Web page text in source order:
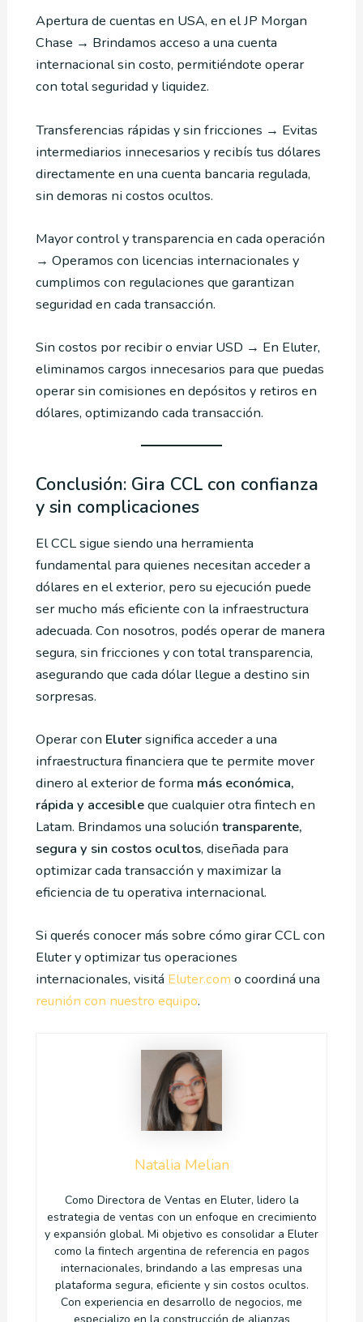
Apertura de cuentas en USA, en el JP Morgan
Chase → Brindamos acceso a una cuenta
internacional sin costo, permitiéndote operar
con total seguridad y liquidez.
Transferencias rápidas y sin fricciones → Evitas
intermediarios innecesarios y recibís tus dólares
directamente en una cuenta bancaria regulada,
sin demoras ni costos ocultos.
Mayor control y transparencia en cada operación
→ Operamos con licencias internacionales y
cumplimos con regulaciones que garantizan
seguridad en cada transacción.
Sin costos por recibir o enviar USD → En Eluter,
eliminamos cargos innecesarios para que puedas
operar sin comisiones en depósitos y retiros en
dólares, optimizando cada transacción.
Conclusión: Gira CCL con confianza
y sin complicaciones
El CCL sigue siendo una herramienta
fundamental para quienes necesitan acceder a
dólares en el exterior, pero su ejecución puede
ser mucho más eficiente con la infraestructura
adecuada. Con nosotros, podés operar de manera
segura, sin fricciones y con total transparencia,
asegurando que cada dólar llegue a destino sin
sorpresas.
Operar con Elutersignifica acceder a una
infraestructura financiera que te permite mover
dinero al exterior de forma más económica,
rápida y accesibleque cualquier otra fintech en
Latam. Brindamos una solución transparente,
segura y sin costos ocultos, diseñada para
optimizar cada transacción y maximizar la
eficiencia de tu operativa internacional.
Si querés conocer más sobre cómo girar CCL con
Eluter y optimizar tus operaciones
internacionales, visitá Eluter.com o coordiná una
reunión con nuestro equipo.
Natalia Melian
Como Directora de Ventas en Eluter, lidero la
estrategia de ventas con un enfoque en crecimiento
y expansión global. Mi objetivo es consolidar a Eluter
como la fintech argentina de referencia en pagos
internacionales, brindando a las empresas una
plataforma segura, eficiente y sin costos ocultos.
Con experiencia en desarrollo de negocios, me